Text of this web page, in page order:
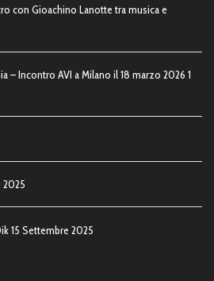
con Gioachino Lanotte tra musica e
– Incontro AVI a Milano il 18 marzo 2026 1
2025
15 Settembre 2025